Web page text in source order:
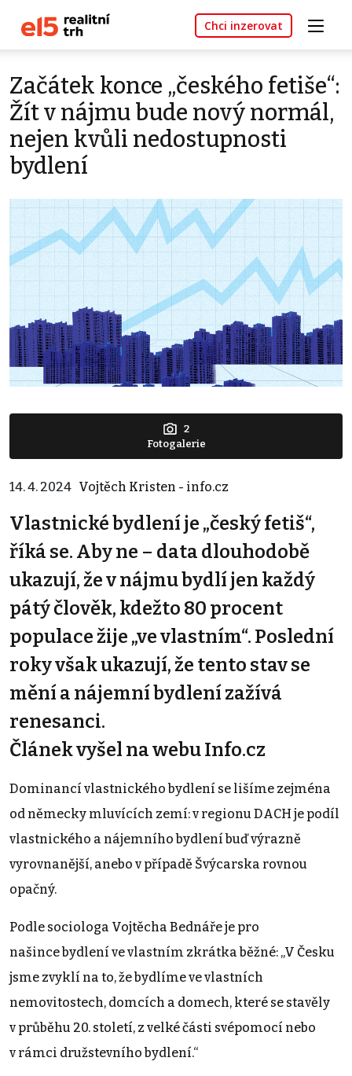
Chci inzerovat
Začátek konce „českého fetiše“:
Žít v nájmu bude nový normál,
nejen kvůli nedostupnosti
bydlení
2
Fotogalerie
14. 4. 2024 Vojtěch Kristen - info.cz
Vlastnické bydlení je „český fetiš“,
říká se. Aby ne – data dlouhodobě
ukazují, že v nájmu bydlí jen každý
pátý člověk, kdežto 80 procent
populace žije „ve vlastním“. Poslední
roky však ukazují, že tento stav se
mění a nájemní bydlení zažívá
renesanci.
Článek vyšel na webu Info.cz
Dominancí vlastnického bydlení se lišíme zejména
od německy mluvících zemí: v regionu DACH je podíl
vlastnického a nájemního bydlení buď výrazně
vyrovnanější, anebo v případě Švýcarska rovnou
opačný.
Podle sociologa Vojtěcha Bednáře je pro
našince bydlení ve vlastním zkrátka běžné: „V Česku
jsme zvyklí na to, že bydlíme ve vlastních
nemovitostech, domcích a domech, které se stavěly
v průběhu 20. století, z velké části svépomocí nebo
v rámci družstevního bydlení.“